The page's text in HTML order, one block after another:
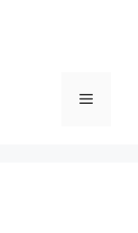
Menu